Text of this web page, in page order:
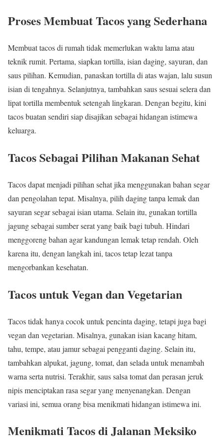
Proses Membuat Tacos yang Sederhana
Membuat tacos di rumah tidak memerlukan waktu lama atau
teknik rumit. Pertama, siapkan tortilla, isian daging, sayuran, dan
saus pilihan. Kemudian, panaskan tortilla di atas wajan, lalu susun
isian di tengahnya. Selanjutnya, tambahkan saus sesuai selera dan
lipat tortilla membentuk setengah lingkaran. Dengan begitu, kini
tacos buatan sendiri siap disajikan sebagai hidangan istimewa
keluarga.
Tacos Sebagai Pilihan Makanan Sehat
Tacos dapat menjadi pilihan sehat jika menggunakan bahan segar
dan pengolahan tepat. Misalnya, pilih daging tanpa lemak dan
sayuran segar sebagai isian utama. Selain itu, gunakan tortilla
jagung sebagai sumber serat yang baik bagi tubuh. Hindari
menggoreng bahan agar kandungan lemak tetap rendah. Oleh
karena itu, dengan langkah ini, tacos tetap lezat tanpa
mengorbankan kesehatan.
Tacos untuk Vegan dan Vegetarian
Tacos tidak hanya cocok untuk pencinta daging, tetapi juga bagi
vegan dan vegetarian. Misalnya, gunakan isian kacang hitam,
tahu, tempe, atau jamur sebagai pengganti daging. Selain itu,
tambahkan alpukat, jagung, tomat, dan selada untuk menambah
warna serta nutrisi. Terakhir, saus salsa tomat dan perasan jeruk
nipis menciptakan rasa segar yang menyenangkan. Dengan
variasi ini, semua orang bisa menikmati hidangan istimewa ini.
Menikmati Tacos di Jalanan Meksiko